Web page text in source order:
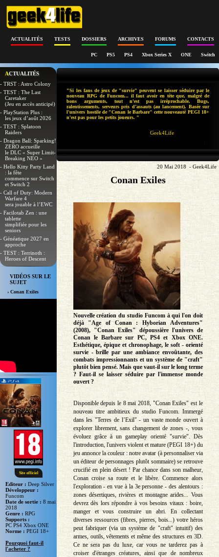
ACTUALITÉS TESTS DOSSIERS ARCHIVES FORUMS CONTACTS
PC PS5 PS4 Xbox Series X ONE Switch
ACTUALITÉS
- TRST : Astro Colony
- TEST : The Last
Caretaker
(Jeu en accès anticipé)
- PlayStation Plus :
les jeux d’août 2026
- TEST : Splatoon
Raiders
- Dragon Ball: Sparking!
ZERO accueille
le DLC « Super Limit-
Breaking NEO »
- Hello Kitty Party Land
: la fête
commence sur Switch
et Switch 2
- Call of Duty: Modern
Warfare 4
sera jouable à l’EWC
- Facilotab Zen : une
tablette
simplifiée pour les
seniors
- Généatique 2027 en
approche
- TEST : Terrinoth :
Heroes of Descent
VIDÉOS SUR LE
SUJET
› Conan Exiles
Site officiel
Editeur :Deep Silver
Développeur :
Funcom
Date de sortie :8 mai
2018
Genre :RPG
Supports :
PC PS4 Xbox ONE
Norme :PEGI 18+
Pourquoi faut-il
l'acheter ?
"Si les fans de jeux de "survie" peuvent se laisser séduire par le
nouveau RPG de Funcom... il faut avoir en tête que, malgré de
bons arguments, tout n'est pas irréprochable. Bugs,
ralentissements, serveurs pris d’assauts (au lancement). Basée sur
l'univers hostile de "Conan le Barbare" cette nouveauté PEGI 18+
n'est pas pour les petits joueurs. "
Geek4Life
20 Mai 2018 - Geek4Life
Conan Exiles
Nouvelle création du studio Funcom à qui l'on doit
déjà "Age of Conan : Hyborian Adventures"
(2008), "Conan Exiles" dépoussière l'univers de
Conan le Barbare sur PC, PS4 et Xbox ONE.
Esthétique, épique et chronophage, le soft - orienté
survie - brille par une ambiance envoûtante, des
combats impressionnants et un système de "craft"
plutôt bien pensé. Mais que vaut-il sur le long terme
? Faut-il se laisser séduire par l'immense monde
ouvert ?
Disponible depuis le 8 mai 2018, "Conan Exiles" est le
nouveau titre ambitieux du studio Funcom. Immergé
dans les "Terres de l’Exil" - un vaste monde ouvert à
explorer librement, sans changement de zones -, vous
évoluez grâce à un gameplay orienté "survie". Dès
l'introduction, l'univers violent et mature (PEGI 18+) du
jeu annonce la couleur : notre avatar (à personnaliser via
un éditeur de personnages plutôt sommaire) se retrouve
crucifié en plein désert ! Par chance dans son malheur,
Conan croise sa route et le libère. Commence alors
l'exploration - en vue à la 3e personne - des alentours :
zones désertiques, rivières et montagne arides... Vous
devrez dès lors répondre à vos besoins vitaux : boire,
manger et vous construire un abri. En collectant
diverses ressources (fibres, pierres, bois...) votre héros
peut fabriquer (via un système de "craft" intuitif) des
armes, outils, vêtements et même des structures en 3D.
Ce ne sera pas du luxe, car vous ne tarderez pas à
croiser d'étranges créatures, ainsi que de nombreux